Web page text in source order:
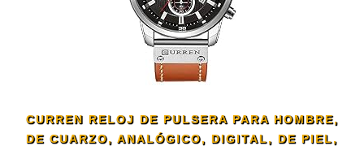
CURREN RELOJ DE PULSERA PARA HOMBRE,
DE CUARZO, ANALÓGICO, DIGITAL, DE PIEL,